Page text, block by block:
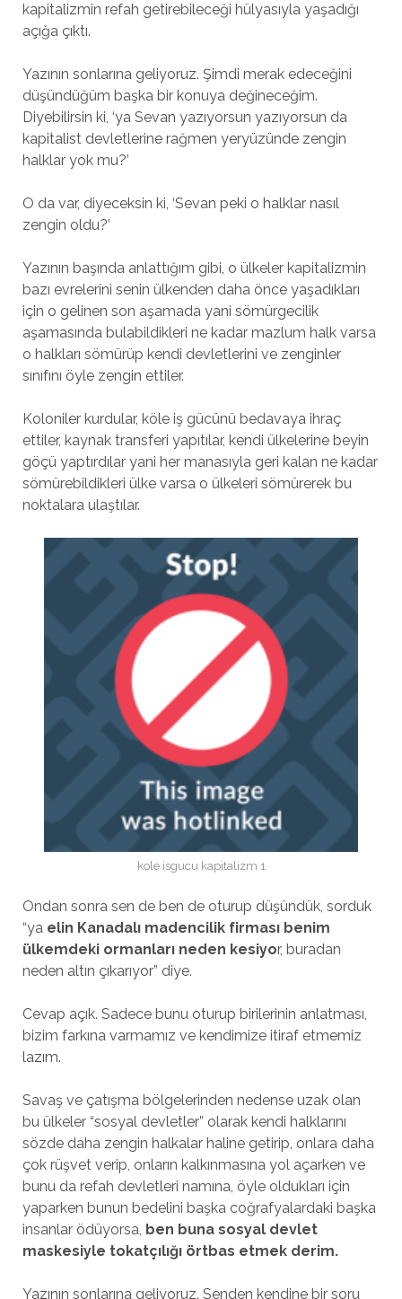
kapitalizmin refah getirebileceği hülyasıyla yaşadığı
açığa çıktı.
Yazının sonlarına geliyoruz. Şimdi merak edeceğini
düşündüğüm başka bir konuya değineceğim.
Diyebilirsin ki, ‘ya Sevan yazıyorsun yazıyorsun da
kapitalist devletlerine rağmen yeryüzünde zengin
halklar yok mu?’
O da var, diyeceksin ki, ‘Sevan peki o halklar nasıl
zengin oldu?’
Yazının başında anlattığım gibi, o ülkeler kapitalizmin
bazı evrelerini senin ülkenden daha önce yaşadıkları
için o gelinen son aşamada yani sömürgecilik
aşamasında bulabildikleri ne kadar mazlum halk varsa
o halkları sömürüp kendi devletlerini ve zenginler
sınıfını öyle zengin ettiler.
Koloniler kurdular, köle iş gücünü bedavaya ihraç
ettiler, kaynak transferi yapıtılar, kendi ülkelerine beyin
göçü yaptırdılar yani her manasıyla geri kalan ne kadar
sömürebildikleri ülke varsa o ülkeleri sömürerek bu
noktalara ulaştılar.
kole isgucu kapitalizm 1
Ondan sonra sen de ben de oturup düşündük, sorduk
“ya elin Kanadalı madencilik firması benim
ülkemdeki ormanları neden kesiyor, buradan
neden altın çıkarıyor” diye.
Cevap açık. Sadece bunu oturup birilerinin anlatması,
bizim farkına varmamız ve kendimize itiraf etmemiz
lazım.
Savaş ve çatışma bölgelerinden nedense uzak olan
bu ülkeler “sosyal devletler” olarak kendi halklarını
sözde daha zengin halkalar haline getirip, onlara daha
çok rüşvet verip, onların kalkınmasına yol açarken ve
bunu da refah devletleri namına, öyle oldukları için
yaparken bunun bedelini başka coğrafyalardaki başka
insanlar ödüyorsa, ben buna sosyal devlet
maskesiyle tokatçılığı örtbas etmek derim.
Yazının sonlarına geliyoruz. Senden kendine bir soru